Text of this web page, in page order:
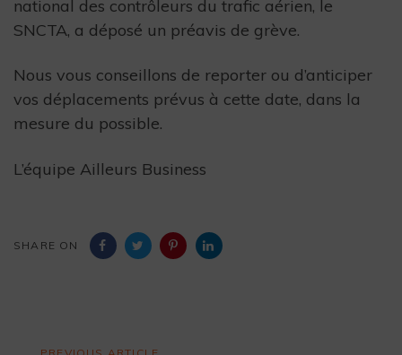
national des contrôleurs du trafic aérien, le
SNCTA, a déposé un préavis de grève.
Nous vous conseillons de reporter ou d’anticiper
vos déplacements prévus à cette date, dans la
mesure du possible.
L’équipe Ailleurs Business
SHARE ON